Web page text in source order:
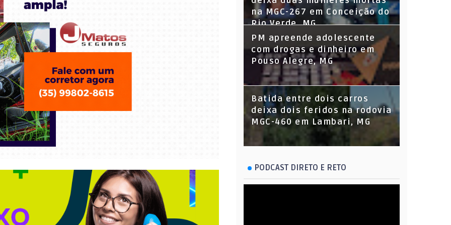
na MGC-267 em Conceição do
Rio Verde, MG
PM apreende adolescente
com drogas e dinheiro em
Pouso Alegre, MG
Batida entre dois carros
deixa dois feridos na rodovia
MGC-460 em Lambari, MG
PODCAST DIRETO E RETO